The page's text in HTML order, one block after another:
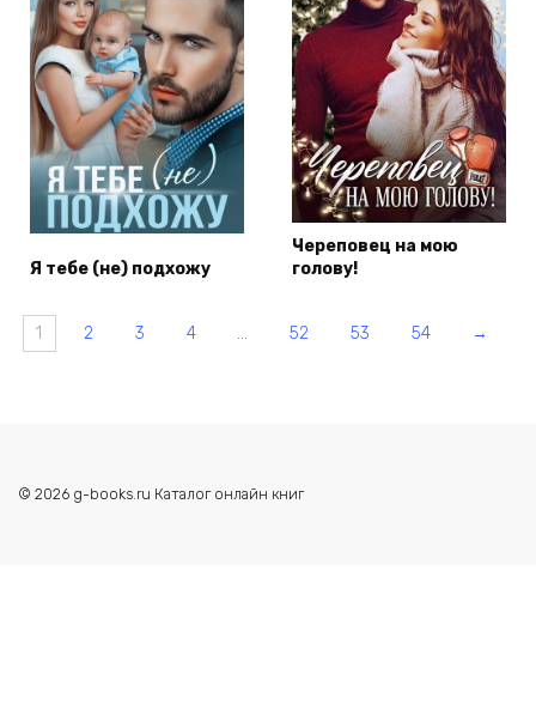
Я тебе (не) подхожу
Череповец на мою
голову!
1 2 3 4 … 52 53 54 →
© 2026 g-books.ru Каталог онлайн книг